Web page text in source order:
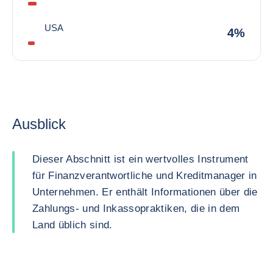
USA 4%
Ausblick
Dieser Abschnitt ist ein wertvolles Instrument
für Finanzverantwortliche und Kreditmanager in
Unternehmen. Er enthält Informationen über die
Zahlungs- und Inkassopraktiken, die in dem
Land üblich sind.